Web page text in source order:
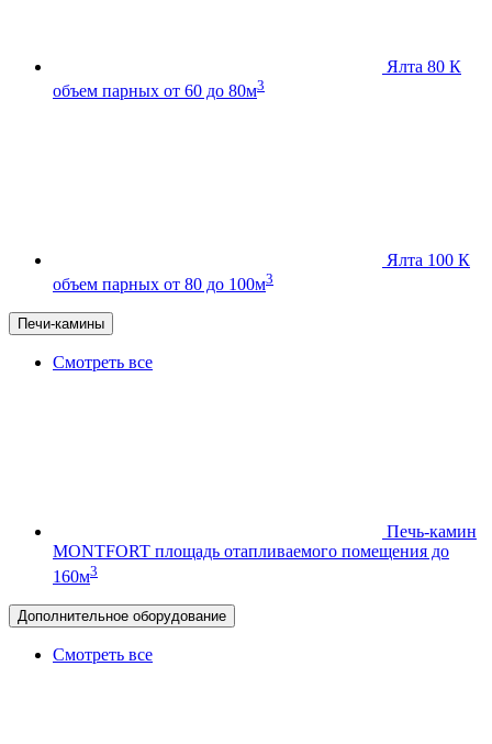
Ялта 80 К
объем парных от 60 до 80м3
Ялта 100 К
объем парных от 80 до 100м3
Печи-камины
Смотреть все
Печь-камин
MONTFORT площадь отапливаемого помещения до
160м3
Дополнительное оборудование
Смотреть все